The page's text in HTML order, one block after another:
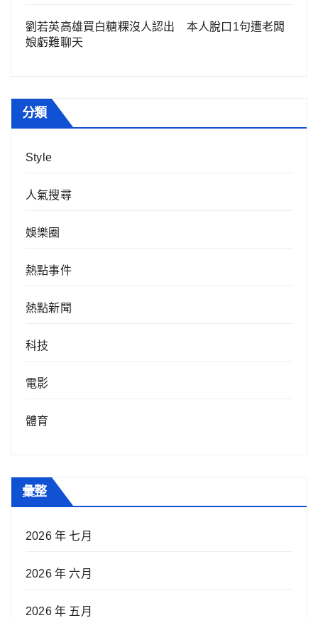
劉若英高雄買白糖粿沒人認出 本人脫口1句遭老闆
娘虧難聊天
分類
Style
人氣搜尋
娛樂圈
熱點事件
熱點新聞
科技
電影
體育
彙整
2026 年 七月
2026 年 六月
2026 年 五月